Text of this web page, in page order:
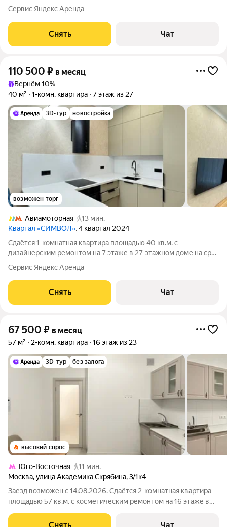
этажном доме на срок от 11 месяцев. Из техники есть:
Телевизор Духовой шкаф Стиральная машина Холодильник
Посудомоечная машина
Сервис Яндекс Аренда
Снять Чат
110 500 ₽ в месяц
Вернём 10%
40 м²
1-комн. квартира 7 этаж из 27
3D-тур новостройка
возможен торг
Авиамоторная
13 мин.
Квартал «СИМВОЛ», 4 квартал 2024
Сдаётся 1-комнатная квартира площадью 40 кв.м. с
дизайнерским ремонтом на 7 этаже в 27-этажном доме на срок
от 11 месяцев. Из техники есть: Телевизор Духовой шкаф
Стиральная машина Холодильник Посудомоечная машина
Кондиционер Бойлер Пылесос
Сервис Яндекс Аренда
Снять Чат
67 500 ₽ в месяц
57 м² 2-комн. квартира 16 этаж из 23
3D-тур без залога
высокий спрос
Юго-Восточная
11 мин.
Москва,улица Академика Скрябина,3/1к4
Заезд возможен с 14.08.2026. Сдаётся 2-комнатная квартира
площадью 57 кв.м. с косметическим ремонтом на 16 этаже в
Духовой шкаф Стиральная машина Холодильник